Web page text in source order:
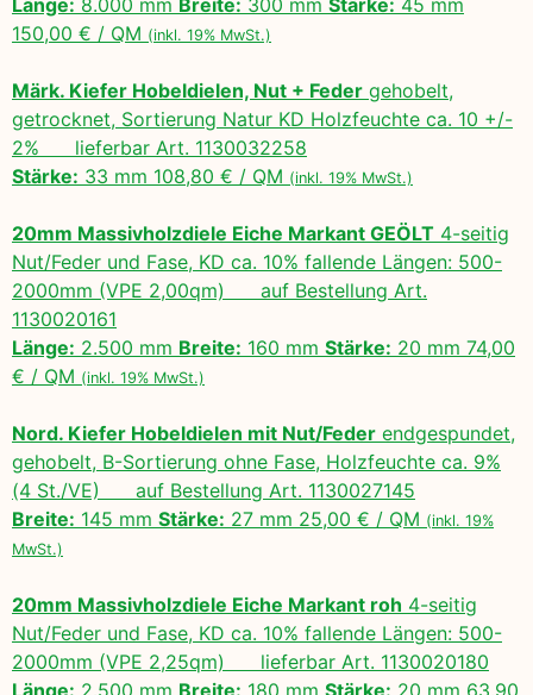
150,00 € / QM (inkl. 19% MwSt.)
Märk. Kiefer Hobeldielen, Nut + Feder gehobelt,
getrocknet, Sortierung Natur KD Holzfeuchte ca. 10 +/-
2% lieferbar Art. 1130032258
Stärke: 33 mm 108,80 € / QM (inkl. 19% MwSt.)
20mm Massivholzdiele Eiche Markant GEÖLT 4-seitig
Nut/Feder und Fase, KD ca. 10% fallende Längen: 500-
2000mm (VPE 2,00qm) auf Bestellung Art.
1130020161
Länge: 2.500 mm Breite: 160 mm Stärke: 20 mm 74,00
€ / QM (inkl. 19% MwSt.)
Nord. Kiefer Hobeldielen mit Nut/Feder endgespundet,
gehobelt, B-Sortierung ohne Fase, Holzfeuchte ca. 9%
(4 St./VE) auf Bestellung Art. 1130027145
Breite: 145 mm Stärke: 27 mm 25,00 € / QM (inkl. 19%
MwSt.)
20mm Massivholzdiele Eiche Markant roh 4-seitig
Nut/Feder und Fase, KD ca. 10% fallende Längen: 500-
2000mm (VPE 2,25qm) lieferbar Art. 1130020180
Länge: 2.500 mm Breite: 180 mm Stärke: 20 mm 63,90